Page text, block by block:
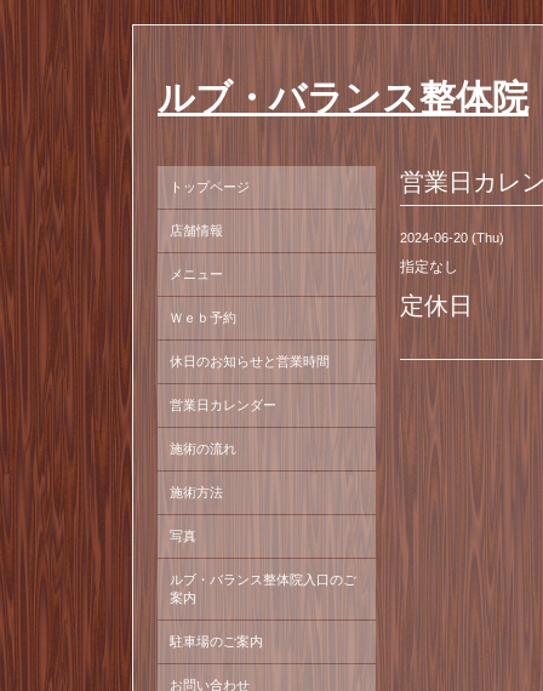
ルブ・バランス整体院
営業日カレ
2024-06-20 (Thu)
指定なし
定休日
トップページ
店舗情報
メニュー
Ｗｅｂ予約
休日のお知らせと営業時間
営業日カレンダー
施術の流れ
施術方法
写真
ルブ・バランス整体院入口のご
案内
駐車場のご案内
お問い合わせ